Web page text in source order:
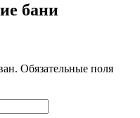
бани
Обязательные поля